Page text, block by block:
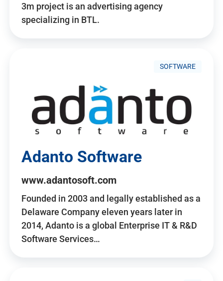
3m project is an advertising agency
specializing in BTL.
SOFTWARE
Adanto Software
www.adantosoft.com
Founded in 2003 and legally established as a
Delaware Company eleven years later in
2014, Adanto is a global Enterprise IT & R&D
Software Services…